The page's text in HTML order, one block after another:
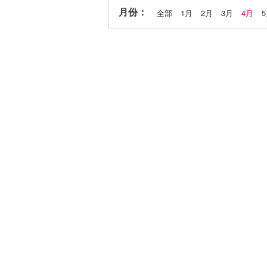
月份： 全部 1月 2月 3月 4月